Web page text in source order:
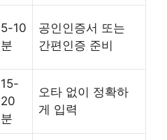
5-10
분
공인인증서 또는
간편인증 준비
15-
20
분
오타 없이 정확하
게 입력